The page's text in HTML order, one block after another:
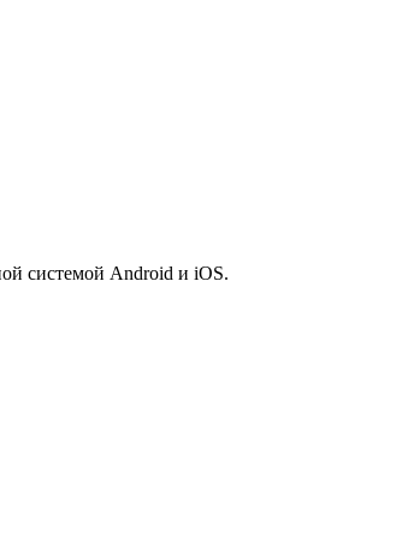
системой Android и iOS.